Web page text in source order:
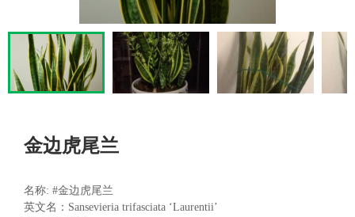
金边虎尾兰
名称: #金边虎尾兰
英文名：Sansevieria trifasciata ‘Laurentii’